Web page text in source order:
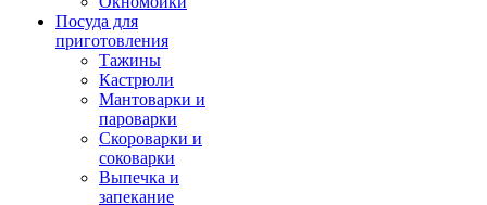
Посуда для
приготовления
Тажины
Кастрюли
Мантоварки и
пароварки
Скороварки и
соковарки
Выпечка и
запекание